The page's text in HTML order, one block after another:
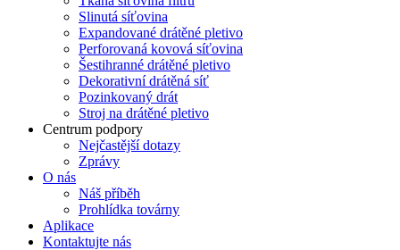
Slinutá síťovina
Expandované drátěné pletivo
Perforovaná kovová síťovina
Šestihranné drátěné pletivo
Dekorativní drátěná síť
Pozinkovaný drát
Stroj na drátěné pletivo
Centrum podpory
Nejčastější dotazy
Zprávy
O nás
Náš příběh
Prohlídka továrny
Aplikace
Kontaktujte nás